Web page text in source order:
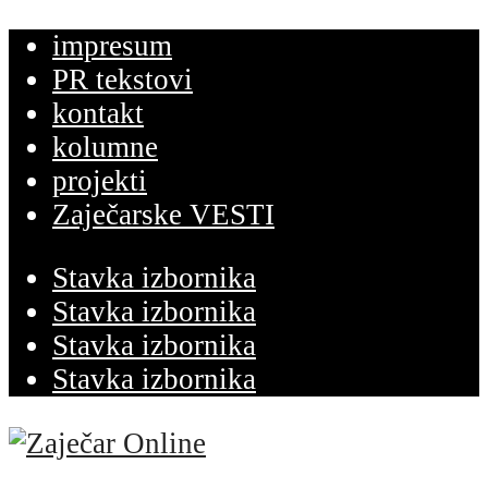
impresum
PR tekstovi
kontakt
kolumne
projekti
Zaječarske VESTI
Stavka izbornika
Stavka izbornika
Stavka izbornika
Stavka izbornika